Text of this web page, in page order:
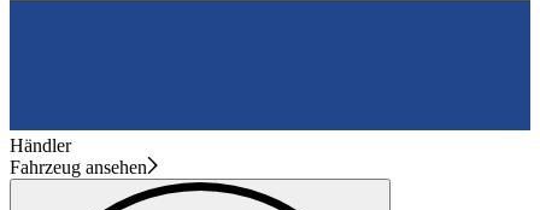
Händler
Fahrzeug ansehen